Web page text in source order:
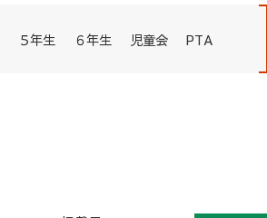
５年生 ６年生 児童会 PTA